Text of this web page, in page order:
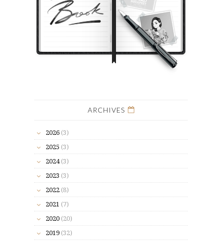
ARCHIVES
2026 (3)
2025 (3)
2024(3)
2023 (3)
2022 (8)
2021 (7)
2020 (20)
2019 (32)